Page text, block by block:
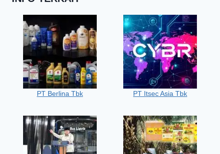
PT Berlina Tbk PT Itsec Asia Tbk